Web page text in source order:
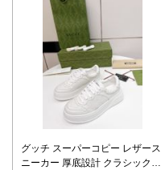
グッチ スーパーコピー レザース
ニーカー 厚底設計 クラシックス